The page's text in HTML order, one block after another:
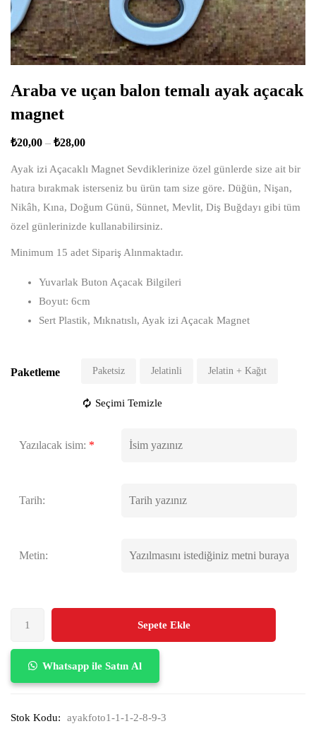
Araba ve uçan balon temalı ayak açacak
magnet
₺20,00 – ₺28,00
Ayak izi Açacaklı Magnet Sevdiklerinize özel günlerde size ait bir
hatıra bırakmak isterseniz bu ürün tam size göre. Düğün, Nişan,
Nikâh, Kına, Doğum Günü, Sünnet, Mevlit, Diş Buğdayı gibi tüm
özel günlerinizde kullanabilirsiniz.
Minimum 15 adet Sipariş Alınmaktadır.
Yuvarlak Buton Açacak Bilgileri
Boyut: 6cm
Sert Plastik, Mıknatıslı, Ayak izi Açacak Magnet
Paketleme Paketsiz Jelatinli Jelatin + Kağıt
Seçimi Temizle
Yazılacak isim: *
Tarih:
Metin:
Sepete Ekle
Whatsapp ile Satın Al
Stok Kodu: ayakfoto1-1-1-2-8-9-3